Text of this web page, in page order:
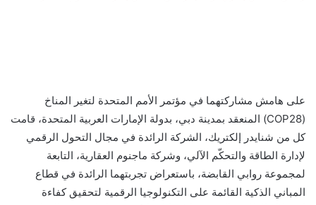
على هامش مشاركتهما في مؤتمر الأمم المتحدة لتغير المناخ
(COP28) المنعقد بمدينة دبي، بدولة الإمارات العربية المتحدة، قامت
كل من شنايدر إلكتريك، الشركة الرائدة في مجال التحول الرقمي
لإدارة الطاقة والتحكّم الآلي، وشركة ماجنوم العقارية، التابعة
لمجموعة روابي القابضة، باستعراض تجربتهما الرائدة في قطاع
المباني الذكية القائمة على التكنولوجيا الرقمية لتحقيق كفاءة